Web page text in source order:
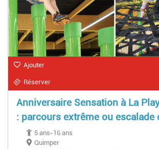
Ajouter
Réserver
Anniversaire Sensation à La
: parcours extrême ou escalade
5 ans-16 ans
Quimper